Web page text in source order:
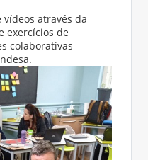
vídeos através da
exercícios de
colaborativas